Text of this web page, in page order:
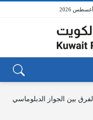
الفرق بين الجواز الدبلوماسي